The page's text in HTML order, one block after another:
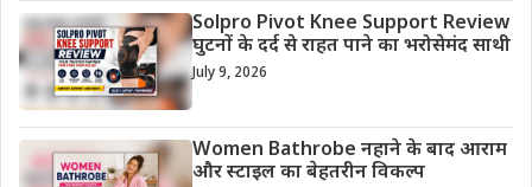
Solpro Pivot Knee Support Review
घुटनों के दर्द से राहत पाने का भरोसेमंद साथी
July 9, 2026
Women Bathrobe नहाने के बाद आराम
और स्टाइल का बेहतरीन विकल्प